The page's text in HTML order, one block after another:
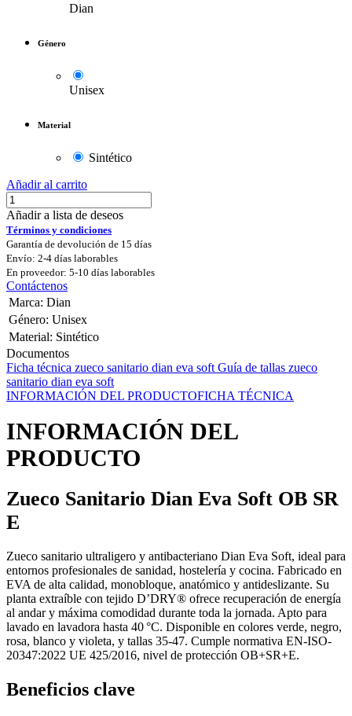
Dian
Género
Unisex
Material
Sintético
Añadir al carrito
Añadir a lista de deseos
Términos y condiciones
Garantía de devolución de 15 días
Envío: 2-4 días laborables
En proveedor: 5-10 días laborables
Contáctenos
Marca: Dian
Género: Unisex
Material: Sintético
Documentos
Ficha técnica zueco sanitario dian eva soft Guía de tallas zueco
sanitario dian eva soft
INFORMACIÓN DEL PRODUCTOFICHA TÉCNICA
INFORMACIÓN DEL
PRODUCTO
Zueco Sanitario Dian Eva Soft OB SR
E
Zueco sanitario ultraligero y antibacteriano Dian Eva Soft, ideal para
entornos profesionales de sanidad, hostelería y cocina. Fabricado en
EVA de alta calidad, monobloque, anatómico y antideslizante. Su
planta extraíble con tejido D’DRY® ofrece recuperación de energía
al andar y máxima comodidad durante toda la jornada. Apto para
lavado en lavadora hasta 40 °C. Disponible en colores verde, negro,
rosa, blanco y violeta, y tallas 35-47. Cumple normativa EN-ISO-
20347:2022 UE 425/2016, nivel de protección OB+SR+E.
Beneficios clave